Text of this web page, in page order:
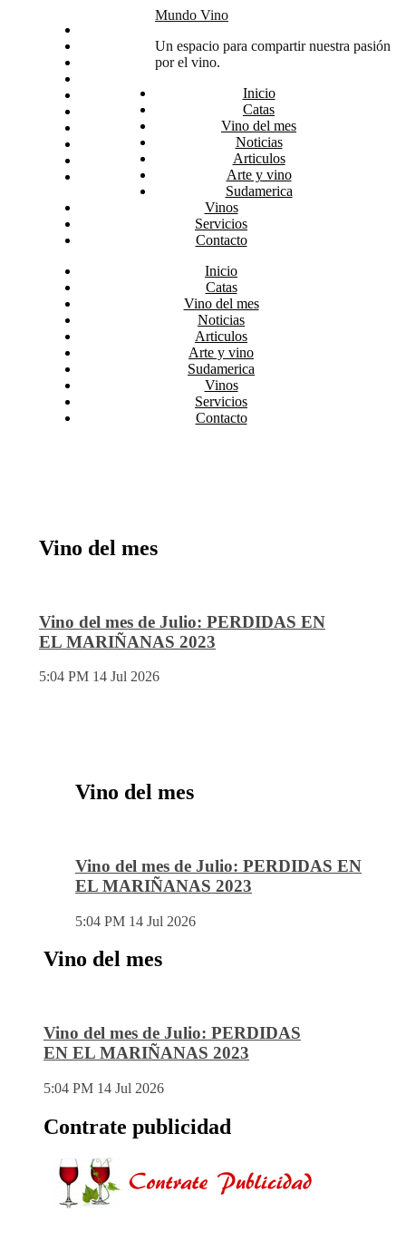
Arte y vino
Sudamerica
Mundo Vino
Un espacio para compartir nuestra pasión
por el vino.
Inicio
Catas
Vino del mes
Noticias
Articulos
Arte y vino
Sudamerica
Vinos
Servicios
Contacto
Inicio
Catas
Vino del mes
Noticias
Articulos
Arte y vino
Sudamerica
Vinos
Servicios
Contacto
Vino del mes
Vino del mes de Julio: PERDIDAS EN
EL MARIÑANAS 2023
5:04 PM 14 Jul 2026
Vino del mes
Vino del mes de Julio: PERDIDAS EN
EL MARIÑANAS 2023
5:04 PM 14 Jul 2026
Vino del mes
Vino del mes de Julio: PERDIDAS
EN EL MARIÑANAS 2023
5:04 PM 14 Jul 2026
Contrate publicidad